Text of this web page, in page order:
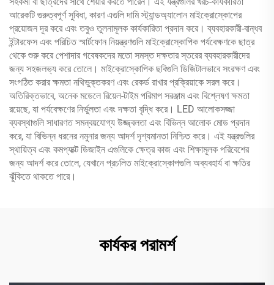
আরেকটি গুরুত্বপূর্ণ সুবিধা, কারণ এগুলি দামি স্ট্যান্ডঅ্যালোন মাইক্রোস্কোপের
প্রয়োজন দূর করে এবং তবুও তুলনামূলক কার্যকারিতা প্রদান করে। ব্যবহারকারী-বান্ধব
ইন্টারফেস এবং পরিচিত স্মার্টফোন নিয়ন্ত্রণগুলি মাইক্রোস্কোপিক পর্যবেক্ষণকে ছাত্র
থেকে শুরু করে পেশাদার গবেষকদের মতো সমস্ত দক্ষতার স্তরের ব্যবহারকারীদের
জন্য সহজলভ্য করে তোলে। মাইক্রোস্কোপিক ছবিগুলি ডিজিটালভাবে সংরক্ষণ এবং
সংগঠিত করার ক্ষমতা নথিভুক্তকরণ এবং রেকর্ড রাখার প্রক্রিয়াকে সরল করে।
অতিরিক্তভাবে, অনেক মডেলে রিয়েল-টাইম পরিমাপ সরঞ্জাম এবং বিশ্লেষণ ক্ষমতা
রয়েছে, যা পর্যবেক্ষণের নির্ভুলতা এবং দক্ষতা বৃদ্ধি করে। LED আলোকসজ্জা
ব্যবস্থাগুলি সাধারণত সমন্বয়যোগ্য উজ্জ্বলতা এবং বিভিন্ন আলোক মোড প্রদান
করে, যা বিভিন্ন ধরনের নমুনার জন্য আদর্শ দৃশ্যমানতা নিশ্চিত করে। এই যন্ত্রগুলির
স্থায়িত্ব এবং কমপ্যাক্ট ডিজাইন এগুলিকে ক্ষেত্র কাজ এবং শিক্ষামূলক পরিবেশের
জন্য আদর্শ করে তোলে, যেখানে প্রচলিত মাইক্রোস্কোপগুলি অব্যবহার্য বা ক্ষতির
ঝুঁকিতে থাকতে পারে।
কার্যকর পরামর্শ